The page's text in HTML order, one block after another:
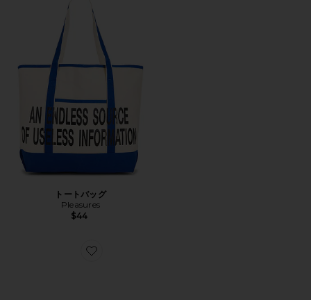
トートバッグ
Pleasures
$44
Favorite Boiler Room Active Sunglasses